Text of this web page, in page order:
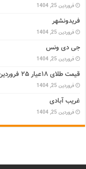
فروردین 25, 1404
فریدونشهر
فروردین 25, 1404
جی دی ونس
فروردین 25, 1404
قیمت طلای ۱۸عیار ۲۵ فروردین ۱۴۰۴
فروردین 25, 1404
غریب آبادی
فروردین 25, 1404